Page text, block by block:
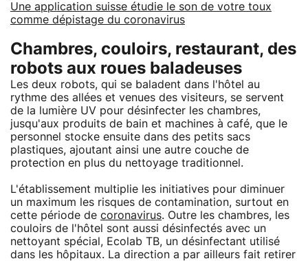
Une application suisse étudie le son de votre toux
comme dépistage du coronavirus
Chambres, couloirs, restaurant, des
robots aux roues baladeuses
Les deux robots, qui se baladent dans l'hôtel au
rythme des allées et venues des visiteurs, se servent
de la lumière UV pour désinfecter les chambres,
jusqu'aux produits de bain et machines à café, que le
personnel stocke ensuite dans des petits sacs
plastiques, ajoutant ainsi une autre couche de
protection en plus du nettoyage traditionnel.
L'établissement multiplie les initiatives pour diminuer
un maximum les risques de contamination, surtout en
cette période de coronavirus. Outre les chambres, les
couloirs de l'hôtel sont aussi désinfectés avec un
nettoyant spécial, Ecolab TB, un désinfectant utilisé
dans les hôpitaux. La direction a par ailleurs fait retirer